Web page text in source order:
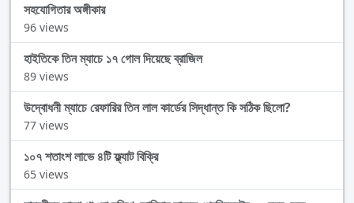
সহযোগিতার অঙ্গীকার
96 views
হাইতিকে তিন ম্যাচে ১৭ গোল দিয়েছে ব্রাজিল
89 views
উদ্বোধনী ম্যাচে রেফারির তিন লাল কার্ডের সিদ্ধান্ত কি সঠিক ছিলো?
77 views
১০৭ শতাংশ লাভে ৪টি ফ্ল্যাট বিক্রি
65 views